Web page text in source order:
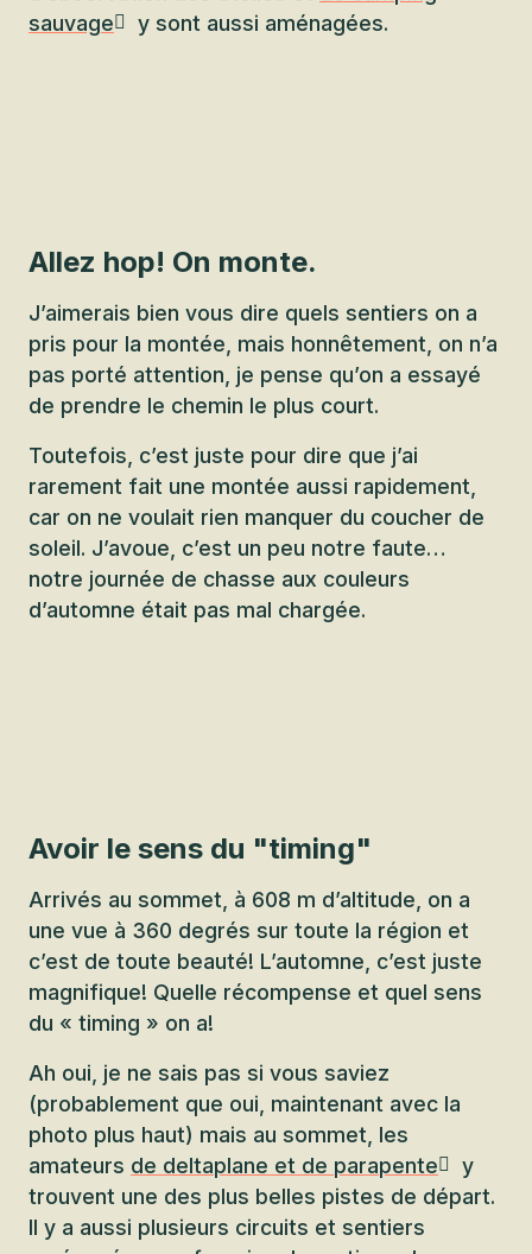
sauvage
y sont aussi aménagées.
Allez hop! On monte.
J’aimerais bien vous dire quels sentiers on a
pris pour la montée, mais honnêtement, on n’a
pas porté attention, je pense qu’on a essayé
de prendre le chemin le plus court.
Toutefois, c’est juste pour dire que j’ai
rarement fait une montée aussi rapidement,
car on ne voulait rien manquer du coucher de
soleil. J’avoue, c’est un peu notre faute…
notre journée de chasse aux couleurs
d’automne était pas mal chargée.
Avoir le sens du "timing"
Arrivés au sommet, à 608 m d’altitude, on a
une vue à 360 degrés sur toute la région et
c’est de toute beauté! L’automne, c’est juste
magnifique! Quelle récompense et quel sens
du « timing » on a!
Ah oui, je ne sais pas si vous saviez
(probablement que oui, maintenant avec la
photo plus haut) mais au sommet, les
amateurs de deltaplane et de parapente
y
trouvent une des plus belles pistes de départ.
Il y a aussi plusieurs circuits et sentiers